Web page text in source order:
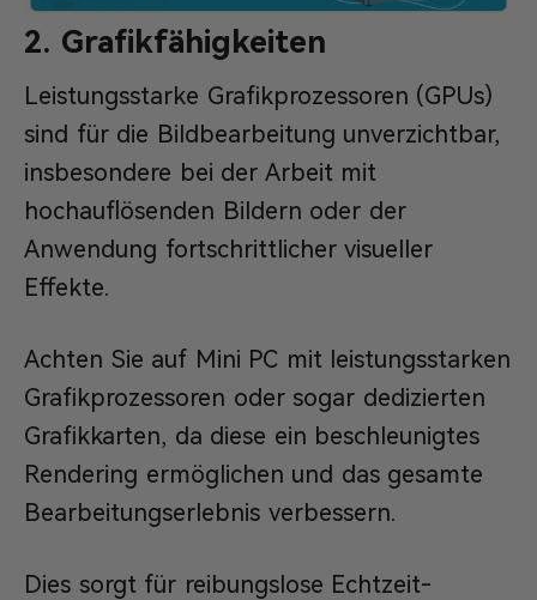
2. Grafikfähigkeiten
Leistungsstarke Grafikprozessoren (GPUs)
sind für die Bildbearbeitung unverzichtbar,
insbesondere bei der Arbeit mit
hochauflösenden Bildern oder der
Anwendung fortschrittlicher visueller
Effekte.
Achten Sie auf Mini PC mit leistungsstarken
Grafikprozessoren oder sogar dedizierten
Grafikkarten, da diese ein beschleunigtes
Rendering ermöglichen und das gesamte
Bearbeitungserlebnis verbessern.
Dies sorgt für reibungslose Echtzeit-